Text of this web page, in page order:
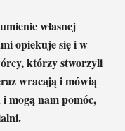
własnej
opiekuje się i w
którzy stworzyli
wracają i mówią
i mogą nam pomóc,